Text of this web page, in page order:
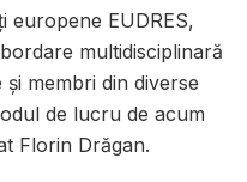
europene EUDRES,
multidisciplinară
membri din diverse
de lucru de acum
Florin Drăgan.